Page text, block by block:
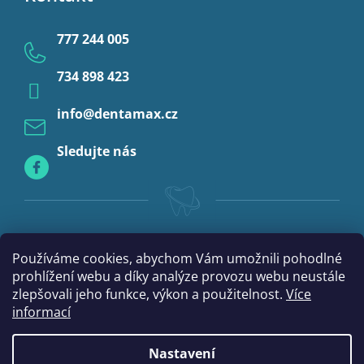
Používáme cookies, abychom Vám umožnili pohodlné
prohlížení webu a díky analýze provozu webu neustále
zlepšovali jeho funkce, výkon a použitelnost. Více
informací
Nastavení
Anestezie
Profylaxe
info@dentamax.cz
777 244 005
734 898 423
Sledujte nás
Vytvořil Shoptet